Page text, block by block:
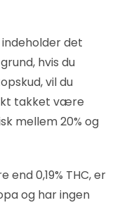
det
hvis du
vil du
takket være
mellem 20% og
0,19% THC, er
og har ingen